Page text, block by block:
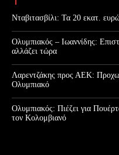
Νταβιτασβίλι: Τα 20 εκατ.
Ολυμπιακός – Ιωαννίδης:
αλλάζει τώρα
Λαρεντζάκης προς ΑΕΚ:
Ολυμπιακό
Ολυμπιακός: Πιέζει για
τον Κολομβιανό